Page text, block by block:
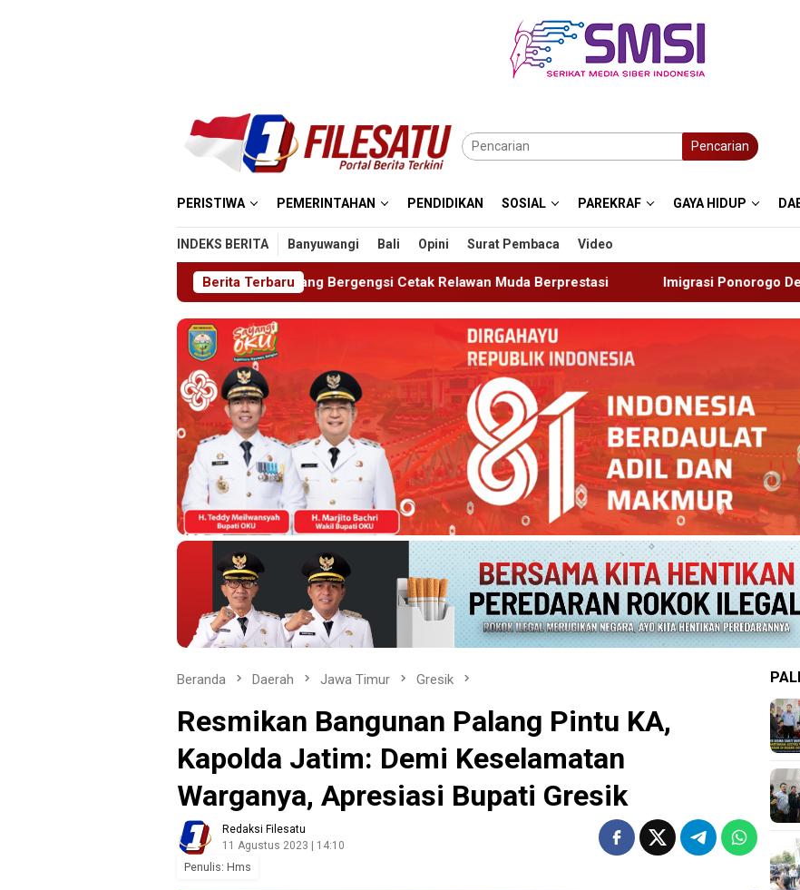
Pencarian
PERISTIWA PEMERINTAHAN PENDIDIKAN SOSIAL PAREKRAF GAYA HIDUP
INDEKS BERITA Banyuwangi Bali Opini Surat Pembaca Video
Berita Terbaru
2026, Ajang Bergengsi Cetak Relawan Muda Berprestasi Imigrasi Ponorogo Deportasi Satu WN Tiongkok
Beranda Daerah Jawa Timur Gresik
Resmikan Bangunan Palang Pintu KA,
Kapolda Jatim: Demi Keselamatan
Warganya, Apresiasi Bupati Gresik
Redaksi Filesatu
11 Agustus 2023 | 14:10
Penulis: Hms